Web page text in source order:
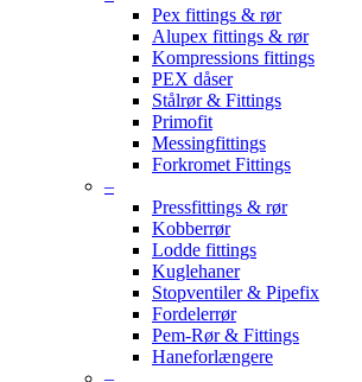
Pex fittings & rør
Alupex fittings & rør
Kompressions fittings
PEX dåser
Stålrør & Fittings
Primofit
Messingfittings
Forkromet Fittings
–
Pressfittings & rør
Kobberrør
Lodde fittings
Kuglehaner
Stopventiler & Pipefix
Fordelerrør
Pem-Rør & Fittings
Haneforlængere
–